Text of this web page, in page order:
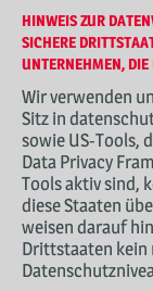
HINWEIS ZUR
SICHERE
UNTERNEHMEN,
Wir verwenden
Sitz in
sowie US-Tools,
Data Privacy
Tools aktiv sind,
diese Staaten
weisen darauf
Drittstaaten kein